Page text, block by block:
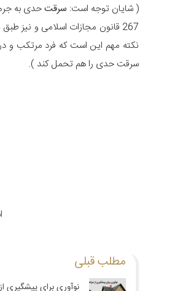
( شایان توجه است: سرقتحدی به
نکته مهم این است که فرد مرتکب و در صورت
سرقت حدی را هم تحمل کند ).
مطلب قبلی
نوآوری برای پیشگیری